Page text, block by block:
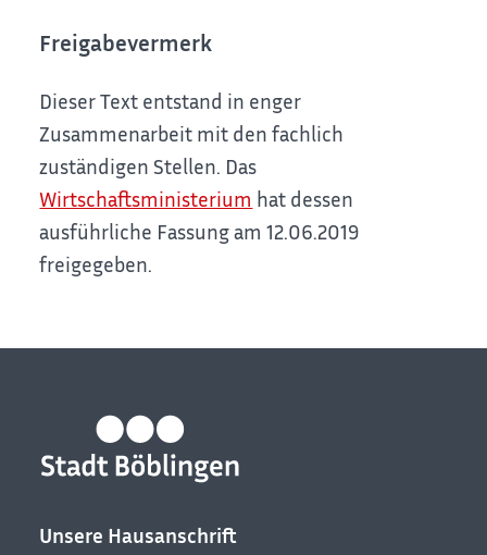
Freigabevermerk
Dieser Text entstand in enger
Zusammenarbeit mit den fachlich
zuständigen Stellen. Das
Wirtschaftsministerium hat dessen
ausführliche Fassung am 12.06.2019
freigegeben.
Unsere Hausanschrift